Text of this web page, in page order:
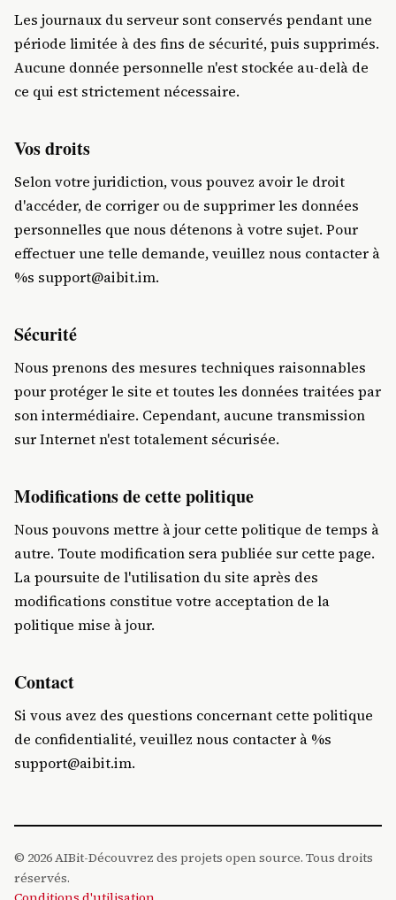
Les journaux du serveur sont conservés pendant une
période limitée à des fins de sécurité, puis supprimés.
Aucune donnée personnelle n'est stockée au-delà de
ce qui est strictement nécessaire.
Vos droits
Selon votre juridiction, vous pouvez avoir le droit
d'accéder, de corriger ou de supprimer les données
personnelles que nous détenons à votre sujet. Pour
effectuer une telle demande, veuillez nous contacter à
%s support@aibit.im.
Sécurité
Nous prenons des mesures techniques raisonnables
pour protéger le site et toutes les données traitées par
son intermédiaire. Cependant, aucune transmission
sur Internet n'est totalement sécurisée.
Modifications de cette politique
Nous pouvons mettre à jour cette politique de temps à
autre. Toute modification sera publiée sur cette page.
La poursuite de l'utilisation du site après des
modifications constitue votre acceptation de la
politique mise à jour.
Contact
Si vous avez des questions concernant cette politique
de confidentialité, veuillez nous contacter à %s
support@aibit.im.
© 2026 AIBit-Découvrez des projets open source. Tous droits
réservés.